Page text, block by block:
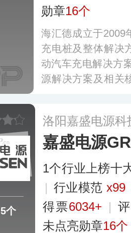
勋章16个
海汇德成立于2009
充电桩及整体解决
动汽车充电解决方
源解决方案及相关
5个
洛阳嘉盛电源科
嘉盛电源
1个行业上榜十
| 行业模范x99
得票6034+ |
未点亮勋章16个